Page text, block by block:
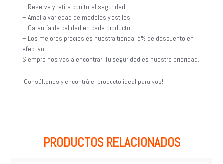
– Reserva y retira con total seguridad.
– Amplia variedad de modelos y estilos.
– Garantía de calidad en cada producto.
– Los mejores precios es nuestra tienda, 5% de descuento en
efectivo.
Siempre nos vas a encontrar. Tu seguridad es nuestra prioridad.
¡Consúltanos y encontrá el producto ideal para vos!
PRODUCTOS RELACIONADOS